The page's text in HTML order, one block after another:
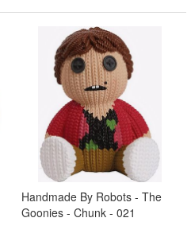
Handmade By Robots - The
Goonies - Chunk - 021